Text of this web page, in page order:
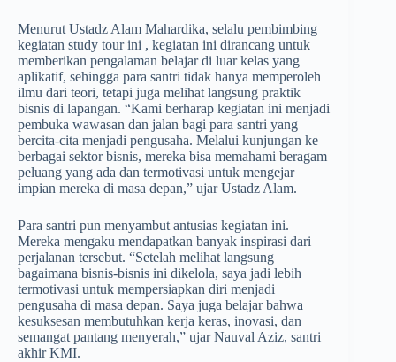
Menurut Ustadz Alam Mahardika, selalu pembimbing
kegiatan study tour ini , kegiatan ini dirancang untuk
memberikan pengalaman belajar di luar kelas yang
aplikatif, sehingga para santri tidak hanya memperoleh
ilmu dari teori, tetapi juga melihat langsung praktik
bisnis di lapangan. “Kami berharap kegiatan ini menjadi
pembuka wawasan dan jalan bagi para santri yang
bercita-cita menjadi pengusaha. Melalui kunjungan ke
berbagai sektor bisnis, mereka bisa memahami beragam
peluang yang ada dan termotivasi untuk mengejar
impian mereka di masa depan,” ujar Ustadz Alam.
Para santri pun menyambut antusias kegiatan ini.
Mereka mengaku mendapatkan banyak inspirasi dari
perjalanan tersebut. “Setelah melihat langsung
bagaimana bisnis-bisnis ini dikelola, saya jadi lebih
termotivasi untuk mempersiapkan diri menjadi
pengusaha di masa depan. Saya juga belajar bahwa
kesuksesan membutuhkan kerja keras, inovasi, dan
semangat pantang menyerah,” ujar Nauval Aziz, santri
akhir KMI.